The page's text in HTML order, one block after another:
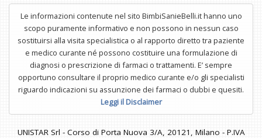
Le informazioni contenute nel sito BimbiSanieBelli.it hanno uno
scopo puramente informativo e non possono in nessun caso
sostituirsi alla visita specialistica o al rapporto diretto tra paziente
e medico curante né possono costituire una formulazione di
diagnosi o prescrizione di farmaci o trattamenti. E’ sempre
opportuno consultare il proprio medico curante e/o gli specialisti
riguardo indicazioni su assunzione dei farmaci o dubbi e quesiti.
Leggi il Disclaimer
UNISTAR Srl - Corso di Porta Nuova 3/A, 20121, Milano - P.IVA